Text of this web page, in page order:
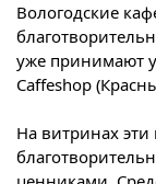
Вологодские
уже принимают
Caffeshop
На витринах эти